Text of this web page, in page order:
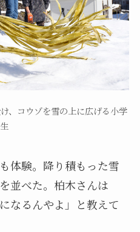
、コウゾを雪の上に広げる小学
生
体験。降り積もった雪
並べた。柏木さんは
なるんやよ」と教えて